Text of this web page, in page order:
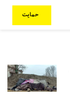
حمایت